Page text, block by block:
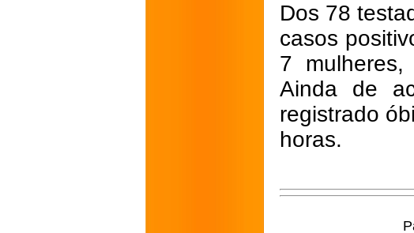
Dos 78
casos
7
Ainda de
registrado
horas.